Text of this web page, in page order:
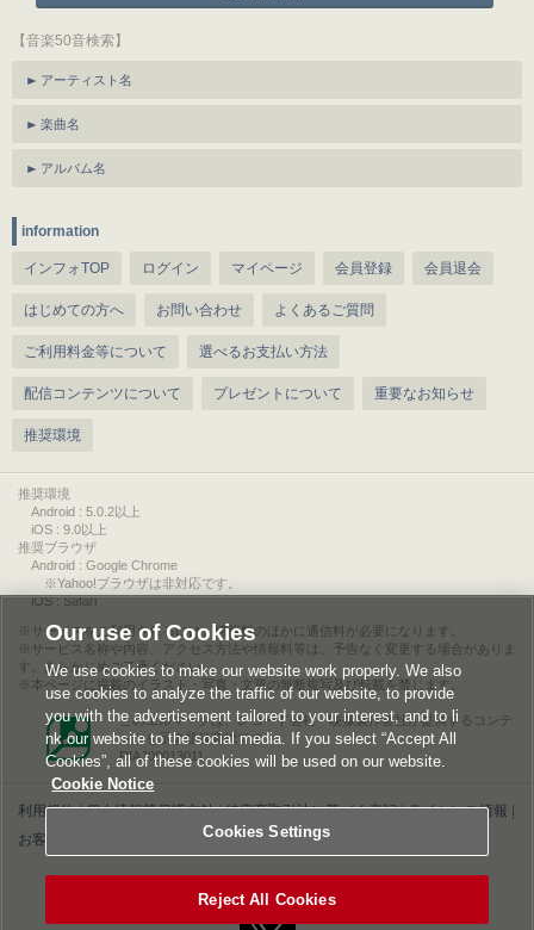
【音楽50音検索】
アーティスト名
楽曲名
アルバム名
information
インフォTOP ログイン マイページ 会員登録 会員退会
はじめての方へ お問い合わせ よくあるご質問
ご利用料金等について 選べるお支払い方法
配信コンテンツについて プレゼントについて 重要なお知らせ
推奨環境
推奨環境
Android : 5.0.2以上
iOS : 9.0以上
推奨ブラウザ
Android : Google Chrome
※Yahoo!ブラウザは非対応です。
iOS : Safari
サービスをご利用されるには、情報料のほかに通信料が必要になります。
サービス名称や内容、アクセス方法や情報料等は、予告なく変更する場合がありま
す。あらかじめご了承ください。
本ページに掲載のイラスト・写真・文章の無断複写及び転載を禁じます。
このエルマークは、レコード会社・映像製作会社が提供するコンテ
ンツを示す登録商標です。
RIAJ00013011
利用規約|個人情報等保護方針|特定商取引法に基づく表記|ライセンス情報
お客様情報の外部送信について|Cookies Settings
Our use of Cookies
We use cookies to make our website work properly. We also
use cookies to analyze the traffic of our website, to provide
you with the advertisement tailored to your interest, and to li
nk our website to the social media. If you select “Accept All
Cookies”, all of these cookies will be used on our website.
Cookie Notice
Cookies Settings
Reject All Cookies